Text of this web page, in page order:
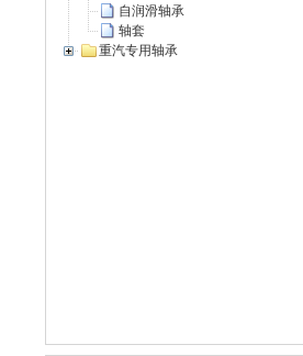
自润滑轴承
轴套
重汽专用轴承